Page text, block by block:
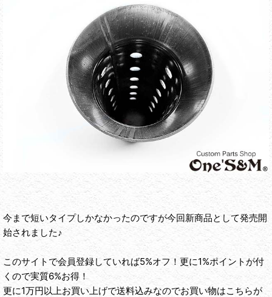
今まで短いタイプしかなかったのですが今回新商品として発売開
始されました♪
このサイトで会員登録していれば5%オフ！更に1%ポイントが付
くので実質6%お得！
更に1万円以上お買い上げで送料込みなのでお買い物はこちらが